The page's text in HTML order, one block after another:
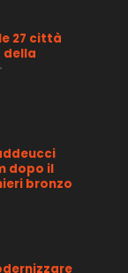
27 città
dopo il
bronzo